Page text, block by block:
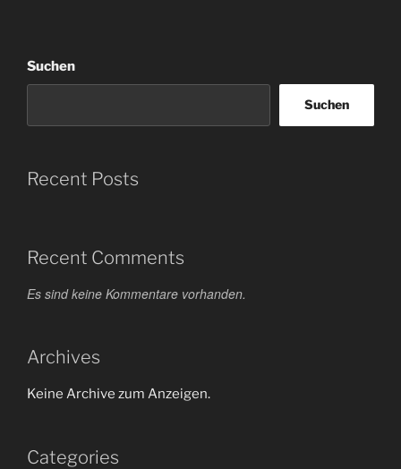
Suchen
Suchen
Recent Posts
Recent Comments
Es sind keine Kommentare vorhanden.
Archives
Keine Archive zum Anzeigen.
Categories